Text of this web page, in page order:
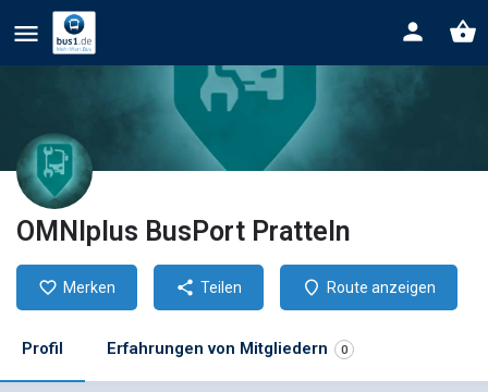
OMNIplus BusPort Pratteln
Merken Teilen Route anzeigen
Profil Erfahrungen von Mitgliedern 0